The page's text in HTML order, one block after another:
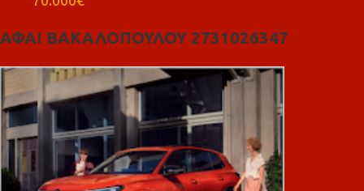
ΑΦΑΙ ΒΑΚΑΛΟΠΟΥΛΟΥ 2731026347